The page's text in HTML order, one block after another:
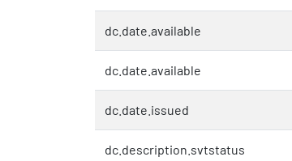
dc.date.available
dc.date.available
dc.date.issued
dc.description.svtstatus